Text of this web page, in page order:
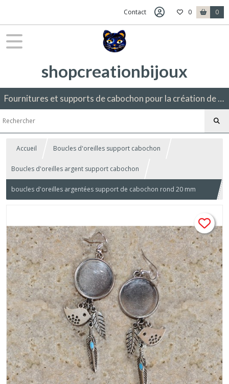
Contact 0 0
shopcreationbijoux
Fournitures et supports de cabochon pour la création de bijoux fantaisie.
Accueil Boucles d'oreilles support cabochon
Boucles d'oreilles argent support cabochon
boucles d'oreilles argentées support de cabochon rond 20 mm